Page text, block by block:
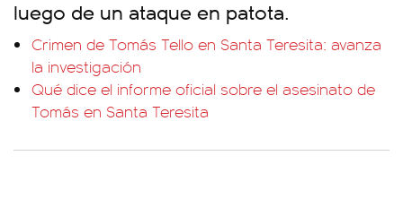
luego de un ataque en patota.
Crimen de Tomás Tello en Santa Teresita: avanza
la investigación
Qué dice el informe oficial sobre el asesinato de
Tomás en Santa Teresita